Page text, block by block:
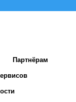
Партнёрам